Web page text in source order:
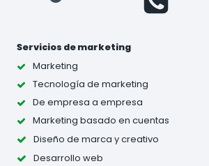
Servicios de marketing
Marketing
Tecnología de marketing
De empresa a empresa
Marketing basado en cuentas
Diseño de marca y creativo
Desarrollo web